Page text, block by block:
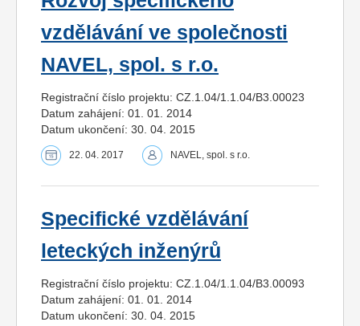
vzdělávání ve společnosti
NAVEL, spol. s r.o.
Registrační číslo projektu: CZ.1.04/1.1.04/B3.00023
Datum zahájení: 01. 01. 2014
Datum ukončení: 30. 04. 2015
22. 04. 2017 NAVEL, spol. s r.o.
Specifické vzdělávání
leteckých inženýrů
Registrační číslo projektu: CZ.1.04/1.1.04/B3.00093
Datum zahájení: 01. 01. 2014
Datum ukončení: 30. 04. 2015